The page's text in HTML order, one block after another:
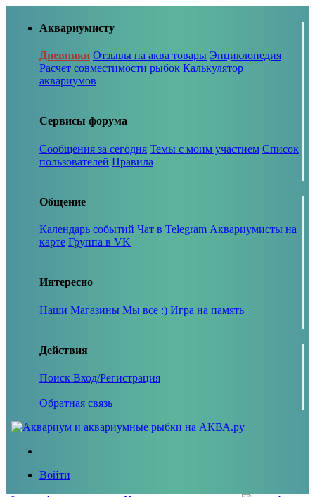
Аквариумисту
Дневники Отзывы на аква товары Энциклопедия
Расчет совместимости рыбок Калькулятор
аквариумов
Сервисы форума
Сообщения за сегодня Темы с моим участием Список
пользователей Правила
Общение
Календарь событий Чат в Telegram Аквариумисты на
карте Группа в VK
Интересно
Наши Магазины Мы все :) Игра на память
Действия
Поиск Вход/Регистрация
Обратная связь
Войти